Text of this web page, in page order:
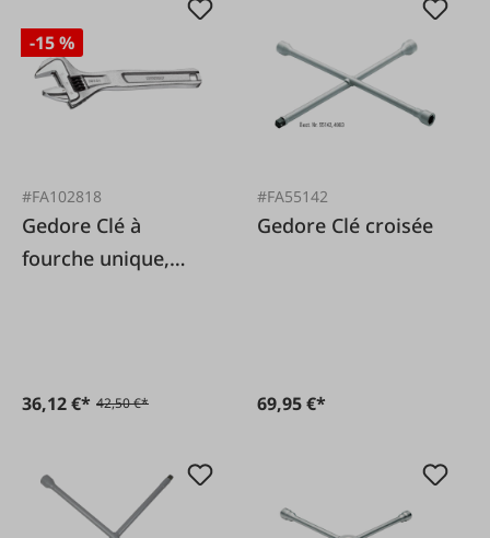
-15 %
#FA102818
Gedore Clé à
fourche unique,
36,12 €* 42,50 €*
#FA55142
Gedore Clé croisée
69,95 €*